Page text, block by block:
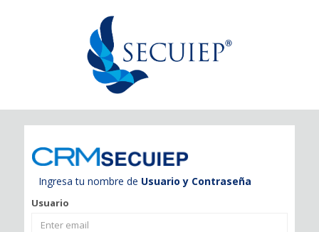
Ingresa tu nombre de Usuario y Contraseña
Usuario